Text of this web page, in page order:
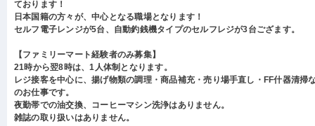
ております！
日本国籍の方々が、中心となる職場となります！
セルフ電子レンジが5台、自動釣銭機タイプのセルフレジが3台ござます。
【ファミリーマート経験者のみ募集】
21時から翌8時は、1人体制となります。
レジ接客を中心に、揚げ物類の調理・商品補充・売り場手直し・FF什器清掃
のお仕事です。
夜勤帯での油交換、コーヒーマシン洗浄はありません。
雑誌の取り扱いはありません。